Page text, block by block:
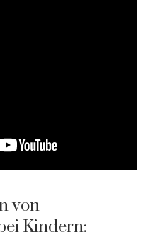
von
Kindern: